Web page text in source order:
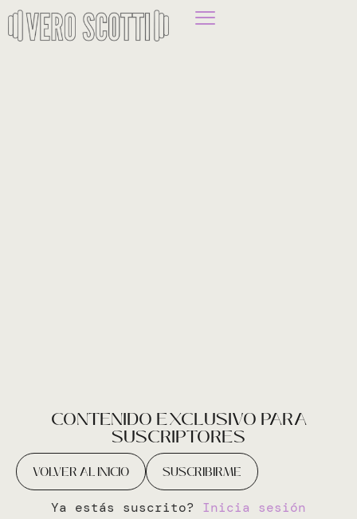
CONTENIDO EXCLUSIVO PARA
SUSCRIPTORES
VOLVER AL INICIO SUSCRIBIRME
Ya estás suscrito? Inicia sesión